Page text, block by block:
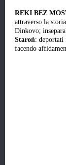
REKI BEZ
attraverso la
Dinkovo;
Staroń: deportati
facendo